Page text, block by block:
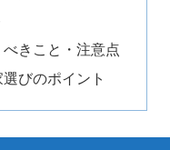
きこと・注意点
びのポイント